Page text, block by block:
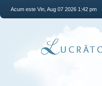
Acum este Vin, Aug 07 2026 1:42 pm